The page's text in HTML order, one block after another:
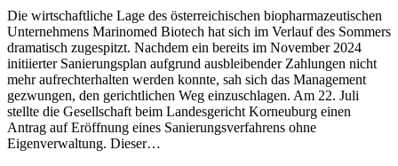
Die wirtschaftliche Lage des österreichischen biopharmazeutischen
Unternehmens Marinomed Biotech hat sich im Verlauf des Sommers
dramatisch zugespitzt. Nachdem ein bereits im November 2024
initiierter Sanierungsplan aufgrund ausbleibender Zahlungen nicht
mehr aufrechterhalten werden konnte, sah sich das Management
gezwungen, den gerichtlichen Weg einzuschlagen. Am 22. Juli
stellte die Gesellschaft beim Landesgericht Korneuburg einen
Antrag auf Eröffnung eines Sanierungsverfahrens ohne
Eigenverwaltung. Dieser…